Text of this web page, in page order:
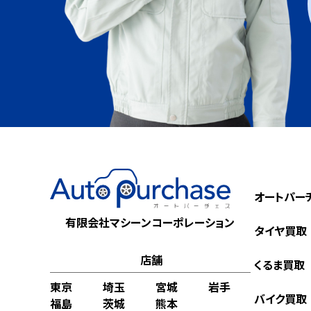
有限会社マシーンコーポレーション
店舗
東京
埼玉 宮城
岩手
福島
茨城 熊本
オートパ
タイヤ買取
くるま買取
バイク買取